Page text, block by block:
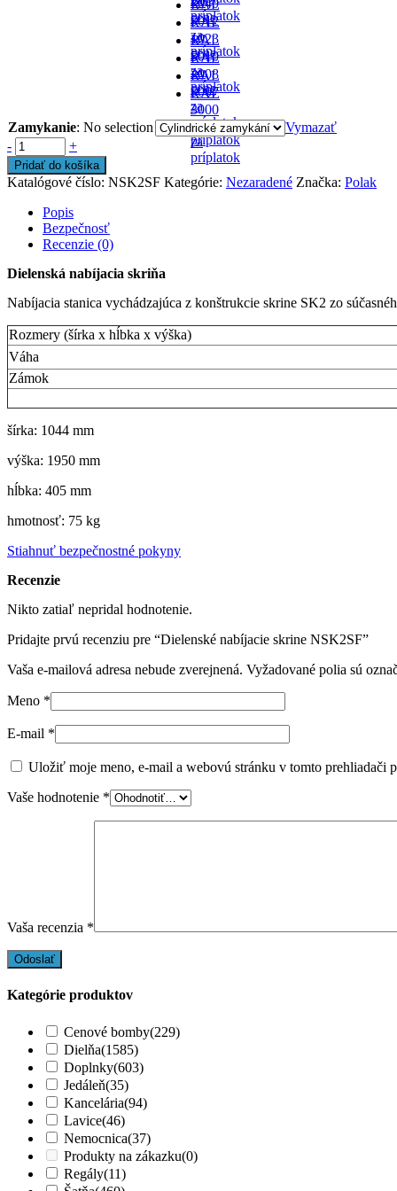
príplatok
cene
7040
-
za
príplatok
RAL
5012
- v
cene
RAL
1023
-
za
príplatok
RAL
5010
- v
cene
RAL
2008
-
za
príplatok
RAL
5007
-
za
príplatok
RAL
3000
-
za
príplatok
Zamykanie: No selection
Vymazať
-
+
Pridať do košíka
Katalógové číslo: NSK2SF Kategórie: Nezaradené Značka: Polak
Popis
Bezpečnosť
Recenzie (0)
Dielenská nabíjacia skriňa
Nabíjacia stanica vychádzajúca z konštrukcie skrine SK2 zo
Rozmery (šírka x hĺbka x výška)
Váha
Zámok
šírka: 1044 mm
výška: 1950 mm
hĺbka: 405 mm
hmotnosť: 75 kg
Stiahnuť bezpečnostné pokyny
Recenzie
Nikto zatiaľ nepridal hodnotenie.
Pridajte prvú recenziu pre “Dielenské nabíjacie skrine NSK2SF”
Vaša e-mailová adresa nebude zverejnená. Vyžadované polia sú
Meno *
E-mail *
Uložiť moje meno, e-mail a webovú stránku v tomto prehliadači
Vaše hodnotenie *
Vaša recenzia *
Kategórie produktov
Cenové bomby(229)
Dielňa(1585)
Doplnky(603)
Jedáleň(35)
Kancelária(94)
Lavice(46)
Nemocnica(37)
Produkty na zákazku(0)
Regály(11)